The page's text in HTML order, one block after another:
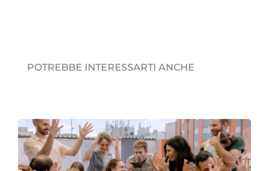
POTREBBE INTERESSARTI ANCHE